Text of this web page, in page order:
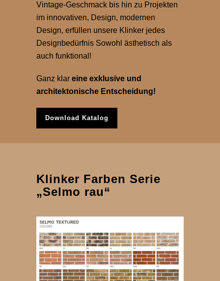
Vintage-Geschmack bis hin zu Projekten
im innovativen, Design, modernen
Design, erfüllen unsere Klinker jedes
Designbedürfnis Sowohl ästhetisch als
auch funktional!
Ganz klar eine exklusive und
architektonische Entscheidung!
Download Katalog
Klinker Farben Serie
„Selmo rau“